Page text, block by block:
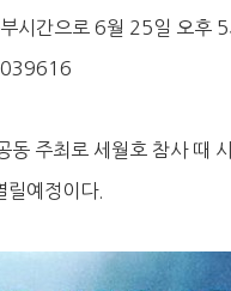
시간으로 6월 25일 오후
039616
주최로 세월호 참사 때
릴예정이다.